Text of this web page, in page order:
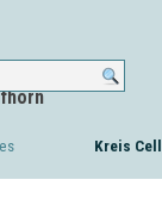
▼
Kreis